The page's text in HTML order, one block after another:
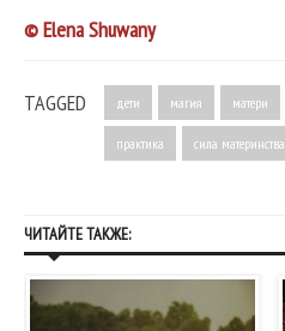
© Elena Shuwany
TAGGED дети магия матери
практика сила материнства
ЧИТАЙТЕ ТАКЖЕ: